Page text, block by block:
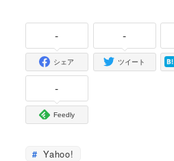
-
シェア
-
ツイート
-
Feedly
Yahoo!